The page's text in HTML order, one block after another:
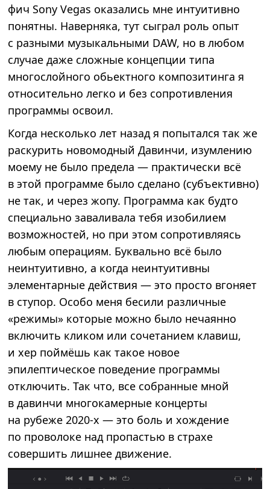
фич Sony Vegas оказались мне интуитивно
понятны. Наверняка, тут сыграл роль опыт
с разными музыкальными DAW, но в любом
случае даже сложные концепции типа
многослойного обьектного композитинга я
относительно легко и без сопротивления
программы освоил.
Когда несколько лет назад я попытался так же
раскурить новомодный Давинчи, изумлению
моему не было предела — практически всё
в этой программе было сделано (субъективно)
не так, и через жопу. Программа как будто
специально заваливала тебя изобилием
возможностей, но при этом сопротивляясь
любым операциям. Буквально всё было
неинтуитивно, а когда неинтуитивны
элементарные действия — это просто вгоняет
в ступор. Особо меня бесили различные
«режимы» которые можно было нечаянно
включить кликом или сочетанием клавиш,
и хер поймёшь как такое новое
эпилептическое поведение программы
отключить. Так что, все собранные мной
в давинчи многокамерные концерты
на рубеже 2020-х — это боль и хождение
по проволоке над пропастью в страхе
совершить лишнее движение.